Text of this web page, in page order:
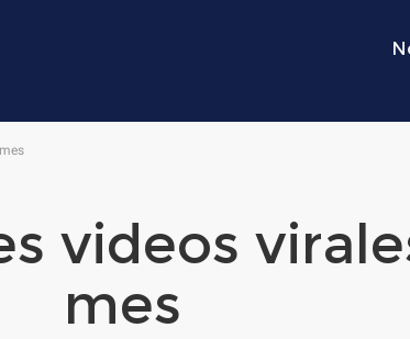
videos
mes